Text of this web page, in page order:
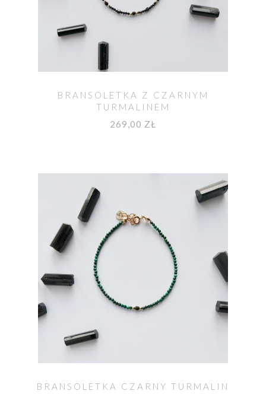
BRANSOLETKA Z CZARNYM
TURMALINEM
269,00 ZŁ
BRANSOLETKA CZARNY TURMALIN